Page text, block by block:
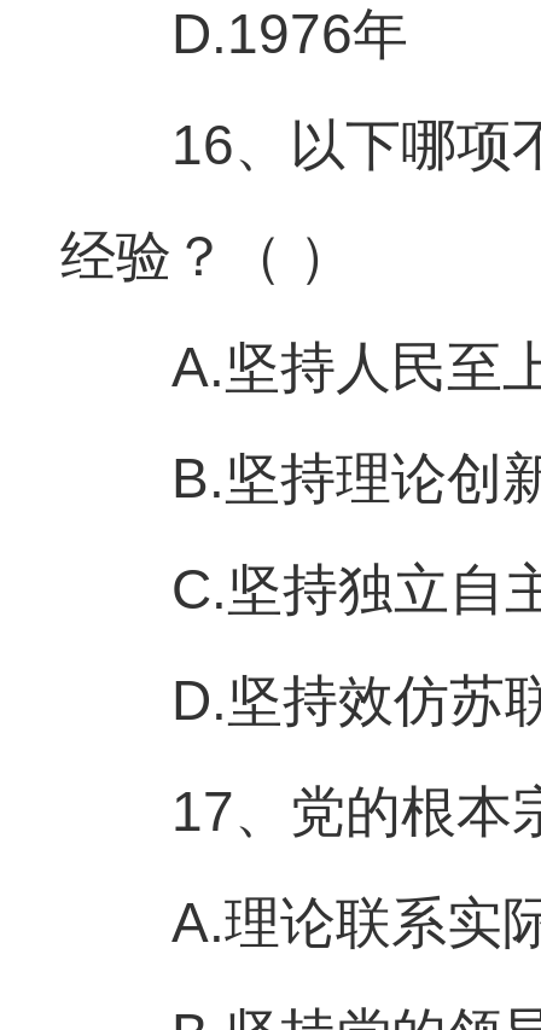
D.1976年
16、以下哪项
经验？（ ）
A.坚持人民至
B.坚持理论创
C.坚持独立自
D.坚持效仿苏
17、党的根本
A.理论联系实